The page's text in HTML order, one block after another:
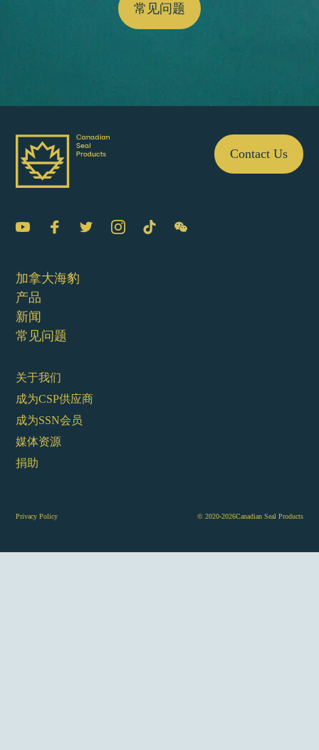
常见问题
Contact Us
加拿大海豹
产品
新闻
常见问题
关于我们
成为CSP供应商
成为SSN会员
媒体资源
捐助
Privacy Policy © 2020-2026Canadian Seal Products